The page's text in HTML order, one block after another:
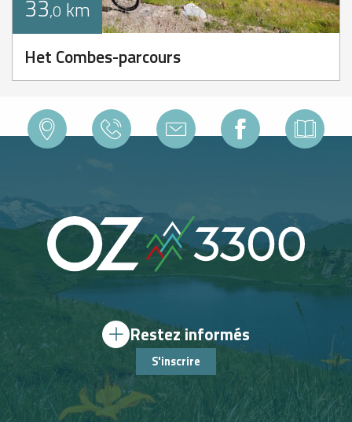
33,0 km
Het Combes-parcours
Restez informés
S'inscrire